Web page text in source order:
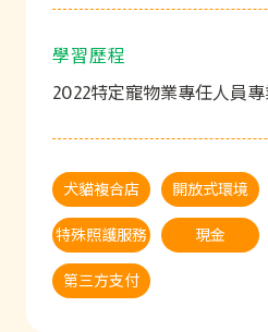
學習歷程
2022特定寵物業專任人員
犬貓複合店 開放式環境
特殊照護服務 現金
第三方支付